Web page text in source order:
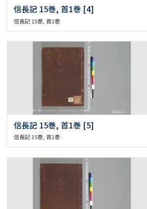
信長記 15巻, 首1巻 [4]
信長記 15巻, 首1巻
信長記 15巻, 首1巻 [5]
信長記 15巻, 首1巻